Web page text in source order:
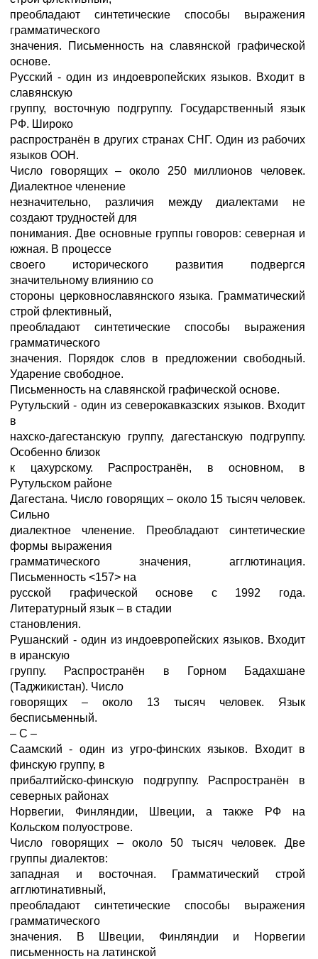
преобладают синтетические способы выражения
грамматического
значения. Письменность на славянской графической
основе.
Русский - один из индоевропейских языков. Входит в
славянскую
группу, восточную подгруппу. Государственный язык
РФ. Широко
распространён в других странах СНГ. Один из рабочих
языков ООН.
Число говорящих – около 250 миллионов человек.
Диалектное членение
незначительно, различия между диалектами не
создают трудностей для
понимания. Две основные группы говоров: северная и
южная. В процессе
своего исторического развития подвергся
значительному влиянию со
стороны церковнославянского языка. Грамматический
строй флективный,
преобладают синтетические способы выражения
грамматического
значения. Порядок слов в предложении свободный.
Ударение свободное.
Письменность на славянской графической основе.
Рутульский - один из северокавказских языков. Входит
в
нахско-дагестанскую группу, дагестанскую подгруппу.
Особенно близок
к цахурскому. Распространён, в основном, в
Рутульском районе
Дагестана. Число говорящих – около 15 тысяч человек.
Сильно
диалектное членение. Преобладают синтетические
формы выражения
грамматического значения, агглютинация.
Письменность <157> на
русской графической основе с 1992 года.
Литературный язык – в стадии
становления.
Рушанский - один из индоевропейских языков. Входит
в иранскую
группу. Распространён в Горном Бадахшане
(Таджикистан). Число
говорящих – около 13 тысяч человек. Язык
бесписьменный.
– С –
Саамский - один из угро-финских языков. Входит в
финскую группу, в
прибалтийско-финскую подгруппу. Распространён в
северных районах
Норвегии, Финляндии, Швеции, а также РФ на
Кольском полуострове.
Число говорящих – около 50 тысяч человек. Две
группы диалектов:
западная и восточная. Грамматический строй
агглютинативный,
преобладают синтетические способы выражения
грамматического
значения. В Швеции, Финляндии и Норвегии
письменность на латинской